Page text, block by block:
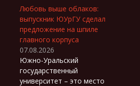
Любовь выше облаков:
выпускник ЮУрГУ сделал
предложение на шпиле
главного корпуса
07.08.2026
Южно-Уральский
государственный
университет – это место